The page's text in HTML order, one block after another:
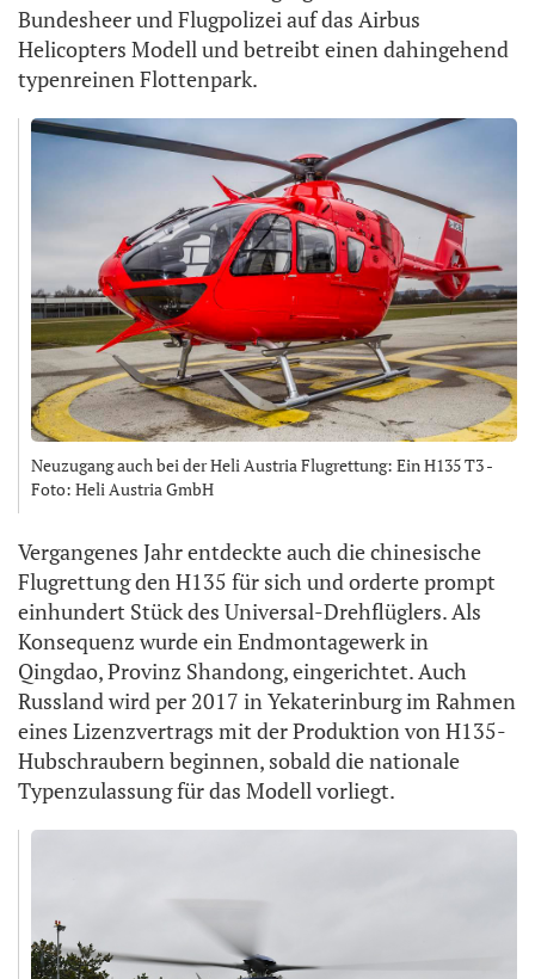
Bundesheer und Flugpolizei auf das Airbus
Helicopters Modell und betreibt einen dahingehend
typenreinen Flottenpark.
Neuzugang auch bei der Heli Austria Flugrettung: Ein H135 T3 -
Foto: Heli Austria GmbH
Vergangenes Jahr entdeckte auch die chinesische
Flugrettung den H135 für sich und orderte prompt
einhundert Stück des Universal-Drehflüglers. Als
Konsequenz wurde ein Endmontagewerk in
Qingdao, Provinz Shandong, eingerichtet. Auch
Russland wird per 2017 in Yekaterinburg im Rahmen
eines Lizenzvertrags mit der Produktion von H135-
Hubschraubern beginnen, sobald die nationale
Typenzulassung für das Modell vorliegt.